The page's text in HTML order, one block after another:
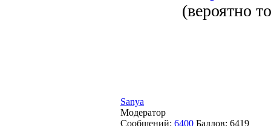
(вероятно
Sanya
Модератор
Сообщений: 6400 Баллов: 6419